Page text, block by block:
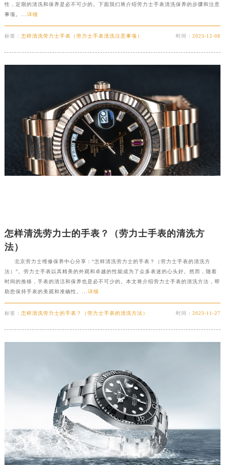
性，定期的清洗和保养是必不可少的。下面我们将介绍劳力士手表清洗保养的步骤和注意
事项。...详细
标签： 怎样清洗劳力士手表（劳力士手表清洗注意事项） 时间：2023-12-08
怎样清洗劳力士的手表？（劳力士手表的清洗方
法）
北京劳力士维修保养中心分享：“怎样清洗劳力士的手表？（劳力士手表的清洗方
法）”。劳力士手表以其精美的外观和卓越的性能成为了众多表迷的心头好。然而，随着
时间的推移，手表的清洁和保养也是必不可少的。本文将介绍劳力士手表的清洗方法，帮
助您保持手表的美观和准确性。... 详细
标签： 怎样清洗劳力士的手表？（劳力士手表的清洗方法） 时间：2023-11-27